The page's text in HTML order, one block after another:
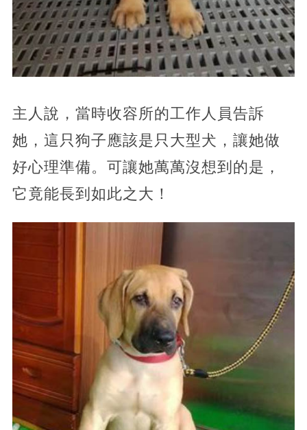
主人說，當時收容所的工作人員告訴
她，這只狗子應該是只大型犬，讓她做
好心理準備。可讓她萬萬沒想到的是，
它竟能長到如此之大！